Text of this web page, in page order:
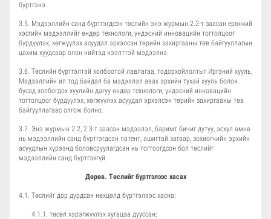
бүртгэнэ.
3.5. Мэдээллийн санд бүртгэгдсэн төслийн энэ журмын 2.2-т заасан ерөнхий
хэсгийн мэдээллийг өндөр технологи, үндэсний инновацийн тогтолцоог
бүрдүүлэх, хөгжүүлэх асуудал эрхэлсэн төрийн захиргааны төв байгууллагын
цахим хуудсаар олон нийтэд нээлттэй мэдээлнэ.
3.6. Төслийн бүртгэлтэй холбоотой лавлагаа, тодорхойлолтыг Иргэний хууль,
Мэдээллийн ил тод байдал ба мэдээлэл авах эрхийн тухай хууль болон
бусад холбогдох хуулийн дагуу өндөр технологи, үндэсний инновацийн
тогтолцоог бүрдүүлэх, хөгжүүлэх асуудал эрхэлсэн төрийн захиргааны төв
байгууллагаас олгож болно.
3.7. Энэ журмын 2.2, 2.3-т заасан мэдээлэл, баримт бичиг дутуу, эсхүл өмнө
нь мэдээллийн санд бүртгэгдсэн патент, ашигтай загвар, зохиогчийн эрхийн
асуудлын хүрээнд боловсруулагдсан нь тогтоогдсон бол төслийг
мэдээллийн санд бүртгэхгүй.
Дөрөв. Төслийг бүртгэлээс хасах
4.1. Төслийг дор дурдсан нөхцөлд бүртгэлээс хасна:
4.1.1. төсөл хэрэгжүүлэх хугацаа дууссан;